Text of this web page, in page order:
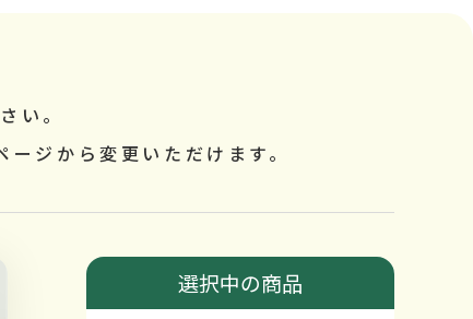
い。
ジから変更いただけます。
選択中の商品